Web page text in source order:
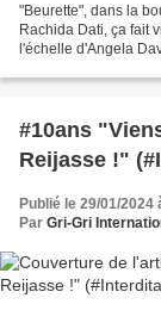
"Beurette", dans la
Rachida Dati, ça fait
l'échelle d'Angela
#10ans
Reijasse !"
Publié le 29/01/2024
Par Gri-Gri